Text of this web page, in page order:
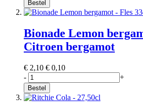
Bestel
Bionade Lemon
Citroen bergamot
€ 2,10 € 0,10
-
+
Bestel